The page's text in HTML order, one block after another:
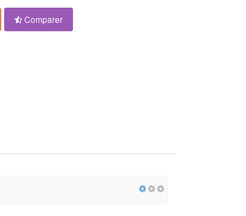
Comparer